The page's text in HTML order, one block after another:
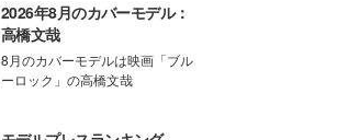
2026年8月のカバーモデル：
高橋文哉
8月のカバーモデルは映画「ブル
ーロック」の高橋文哉